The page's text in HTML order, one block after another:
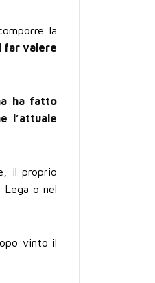
la
far valere
ha fatto
l’attuale
il proprio
o nel
vinto il